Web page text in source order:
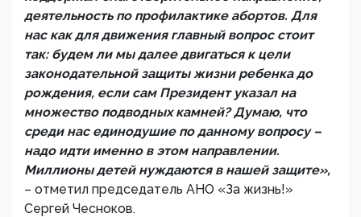
деятельность по профилактике абортов. Для
нас как для движения главный вопрос стоит
так: будем ли мы далее двигаться к цели
законодательной защиты жизни ребенка до
рождения, если сам Президент указал на
множество подводных камней? Думаю, что
среди нас единодушие по данному вопросу –
надо идти именно в этом направлении.
Миллионы детей нуждаются в нашей защите»,
– отметил председатель АНО «За жизнь!»
Сергей Чесноков.